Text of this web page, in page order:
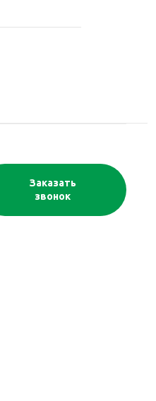
Заказать
звонок